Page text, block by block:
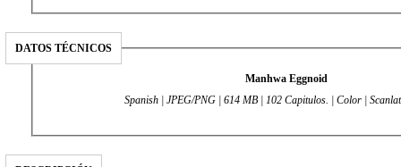
DATOS TÉCNICOS
Manhwa Eggnoid
Spanish | JPEG/PNG | 614 MB | 102 Capitulos. | Color |